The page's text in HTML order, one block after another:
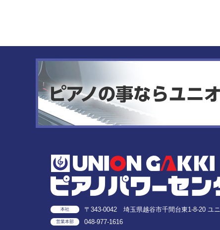
本社 〒343-0042 埼玉県越谷市千間台東1-8-20 ユ
営業本部 048-977-1616